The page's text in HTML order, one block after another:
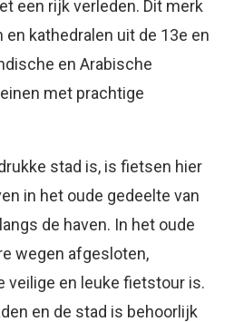
een rijk verleden. Dit merk
en kathedralen uit de 13e en
en Arabische
met prachtige
stad is, is fietsen hier
in het oude gedeelte van
de haven. In het oude
wegen afgesloten,
veilige en leuke fietstour is.
en de stad is behoorlijk